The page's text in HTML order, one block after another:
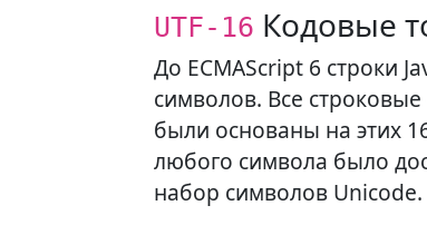
UTF-16 Кодовые
До ECMAScript 6 строки
символов. Все
были основаны на этих
любого символа было
набор символов Unicode.